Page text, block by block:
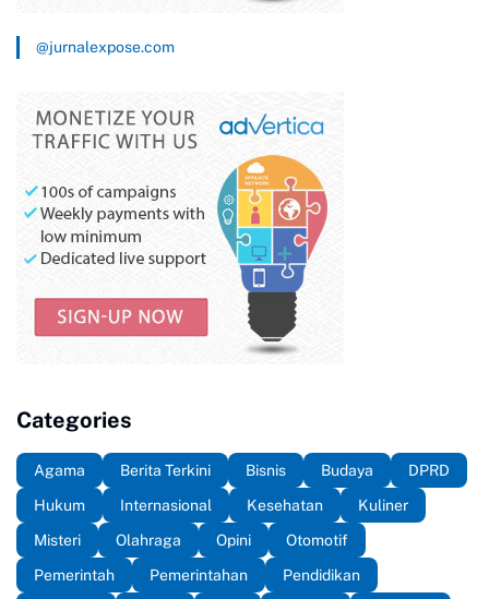
@jurnalexpose.com
Categories
Agama Berita Terkini Bisnis Budaya
DPRD
Hukum
Internasional Kesehatan
Kuliner
Misteri
Olahraga Opini
Otomotif
Pemerintah
Pemerintahan
Pendidikan